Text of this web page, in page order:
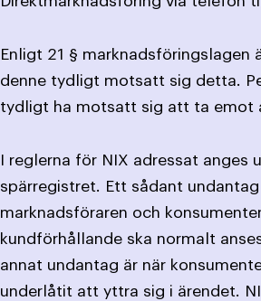
Enligt 21 §
denne tydligt motsatt sig detta.
tydligt ha motsatt sig att ta emot
I reglerna för NIX adressat
spärregistret. Ett sådant
marknads­föraren och
kund­förhållande ska normalt
annat undantag är när
underlåtit att yttra sig i ärendet.